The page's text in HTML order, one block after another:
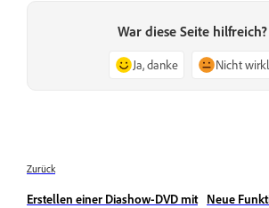
War diese Seite hilfreich?
Ja, danke Nicht
Zurück
Erstellen einer Diashow-DVD mit
Neue